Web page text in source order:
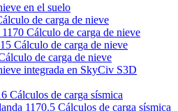
en el suelo
de carga de nieve
Cálculo de carga de nieve
Cálculo de carga de nieve
de carga de nieve
integrada en SkyCiv S3D
Cálculos de carga sísmica
1170.5 Cálculos de carga sísmica